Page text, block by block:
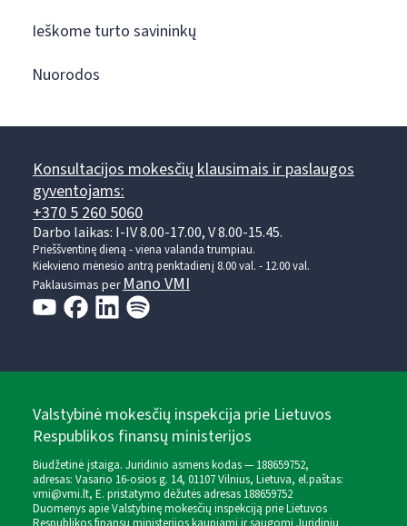
Ieškome turto savininkų
Nuorodos
Konsultacijos mokesčių klausimais ir paslaugos
gyventojams:
+370 5 260 5060
Darbo laikas: I-IV 8.00-17.00, V 8.00-15.45.
Prieššventinę dieną - viena valanda trumpiau.
Kiekvieno mėnesio antrą penktadienį 8.00 val. - 12.00 val.
Paklausimas perMano VMI
Valstybinė mokesčių inspekcija prie Lietuvos
Respublikos finansų ministerijos
Biudžetinė įstaiga. Juridinio asmens kodas — 188659752,
adresas: Vasario 16-osios g. 14, 01107 Vilnius, Lietuva, el.paštas:
vmi@vmi.lt, E. pristatymo dėžutės adresas 188659752
Duomenys apie Valstybinę mokesčių inspekciją prie Lietuvos